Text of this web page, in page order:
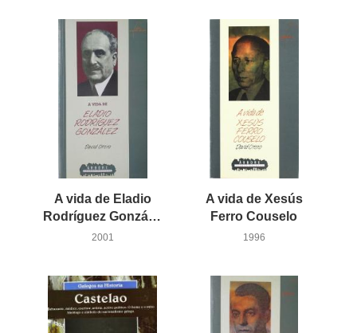
A vida de Eladio
Rodríguez González
2001
A vida de Xesús
Ferro Couselo
1996